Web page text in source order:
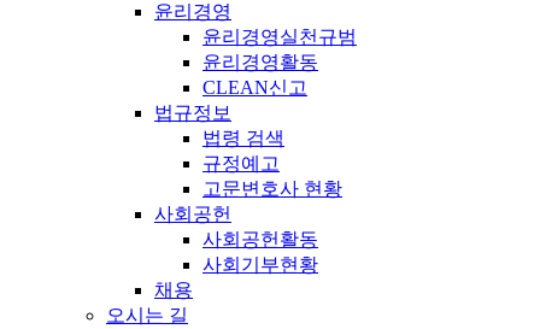
윤리경영
윤리경영실천규범
윤리경영활동
CLEAN신고
법규정보
법령 검색
규정예고
고문변호사 현황
사회공헌
사회공헌활동
사회기부현황
채용
오시는 길